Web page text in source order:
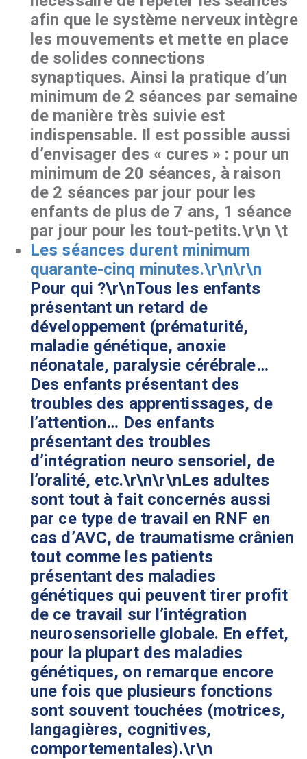
afin que le système nerveux intègre
les mouvements et mette en place
de solides connections
synaptiques. Ainsi la pratique d’un
minimum de 2 séances par semaine
de manière très suivie est
indispensable. Il est possible aussi
d’envisager des « cures » : pour un
minimum de 20 séances, à raison
de 2 séances par jour pour les
enfants de plus de 7 ans, 1 séance
par jour pour les tout-petits.\r\n \t
Les séances durent minimum
quarante-cinq minutes.\r\n\r\n
Pour qui ?\r\nTous les enfants
présentant un retard de
développement (prématurité,
maladie génétique, anoxie
néonatale, paralysie cérébrale…
Des enfants présentant des
troubles des apprentissages, de
l’attention… Des enfants
présentant des troubles
d’intégration neuro sensoriel, de
l’oralité, etc.\r\n\r\nLes adultes
sont tout à fait concernés aussi
par ce type de travail en RNF en
cas d’AVC, de traumatisme crânien
tout comme les patients
présentant des maladies
génétiques qui peuvent tirer profit
de ce travail sur l’intégration
neurosensorielle globale. En effet,
pour la plupart des maladies
génétiques, on remarque encore
une fois que plusieurs fonctions
sont souvent touchées (motrices,
langagières, cognitives,
comportementales).\r\n